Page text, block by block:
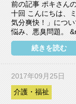
前の記事 ポキさん
十回 こんにちは、
気分爽快！」につ
悩み、悪臭問題。
続きを読む
2017年09月25日
介護・福祉